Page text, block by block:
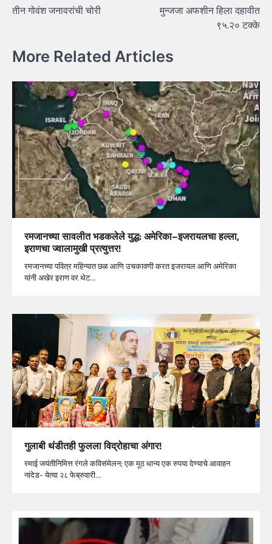
navigation
तीन गोवंश जनावरांची चोरी
मुन्जजा अफशीन हिला दहावीत
९५.२० टक्के
More Related Articles
रमजानच्या सावलीत भडकलेले युद्ध: अमेरिका–इजरायलचा हल्ला,
इराणचा ज्वालामुखी प्रत्युत्तर!
रमजानच्या पवित्र महिन्यात छळ आणि उचकावणी करत इजरायल आणि अमेरिका
यांनी अखेर इराण वर थेट…
गुलाबी थंडीतही फुलला विद्रोहाचा अंगार!
रमाई जयंतीनिमित्त रंगले कविसंमेलन; एक मूठ धान्य एक रुपया देण्याचे आवाहन
नांदेड- येत्या २८ फेब्रुवारी…